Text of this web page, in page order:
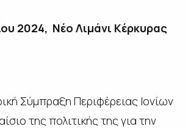
2024, Νέο Λιμάνι Κέρκυρας
Σύμπραξη Περιφέρειας Ιονίων
της πολιτικής της για την